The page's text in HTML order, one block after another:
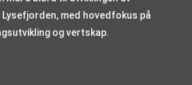
med hovedfokus på
og vertskap.